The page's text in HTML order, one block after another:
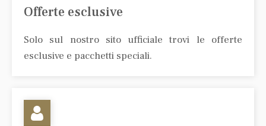
Offerte esclusive
Solo sul nostro sito ufficiale trovi le offerte
esclusive e pacchetti speciali.